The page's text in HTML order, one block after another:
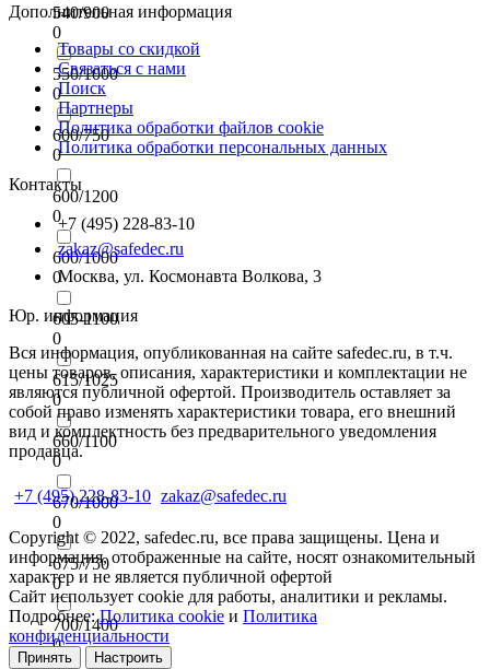
540/900
0
550/1000
0
600/750
0
600/1200
0
600/1000
0
605-1100
0
615/1025
0
660/1100
0
670/1000
0
675/750
0
700/1400
0
Дополнительная информация
Товары со скидкой
Связаться с нами
Поиск
Партнеры
Политика обработки файлов cookie
Политика обработки персональных данных
Контакты
+7 (495) 228-83-10
zakaz@safedec.ru
Москва, ул. Космонавта Волкова, 3
Юр. информация
Вся информация, опубликованная на сайте safedec.ru, в т.ч.
цены товаров, описания, характеристики и комплектации не
являются публичной офертой. Производитель оставляет за
собой право изменять характеристики товара, его внешний
вид и комплектность без предварительного уведомления
продавца.
+7 (495) 228-83-10 zakaz@safedec.ru
Copyright © 2022, safedec.ru, все права защищены. Цена и
информация, отображенные на сайте, носят ознакомительный
характер и не является публичной офертой
Сайт использует cookie для работы, аналитики и рекламы.
Подробнее:Политика cookie и Политика
конфиденциальности
Принять Настроить